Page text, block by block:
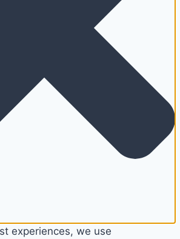
experiences, we use